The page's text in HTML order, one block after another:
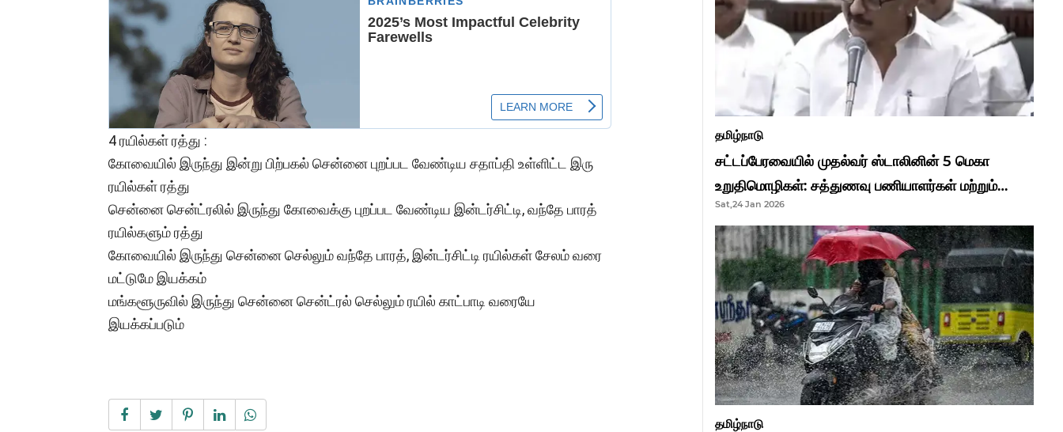
4 ரயில்கள் ரத்து :
கோவையில் இருந்து இன்று பிற்பகல் சென்னை புறப்பட வேண்டிய சதாப்தி உள்ளிட்ட இரு
ரயில்கள் ரத்து
சென்னை சென்ட்ரலில் இருந்து கோவைக்கு புறப்பட வேண்டிய இன்டர்சிட்டி, வந்தே பாரத்
ரயில்களும் ரத்து
கோவையில் இருந்து சென்னை செல்லும் வந்தே பாரத், இன்டர்சிட்டி ரயில்கள் சேலம் வரை
மட்டுமே இயக்கம்
மங்களூருவில் இருந்து சென்னை சென்ட்ரல் செல்லும் ரயில் காட்பாடி வரையே
இயக்கப்படும்
தமிழ்நாடு
சட்டப்பேரவையில் முதல்வர் ஸ்டாலினின் 5 மெகா
உறுதிமொழிகள்: சத்துணவு பணியாளர்கள் மற்றும்
ஆசிரியர்களுக்கு ஜாக்பாட்!
Sat,24 Jan 2026
தமிழ்நாடு